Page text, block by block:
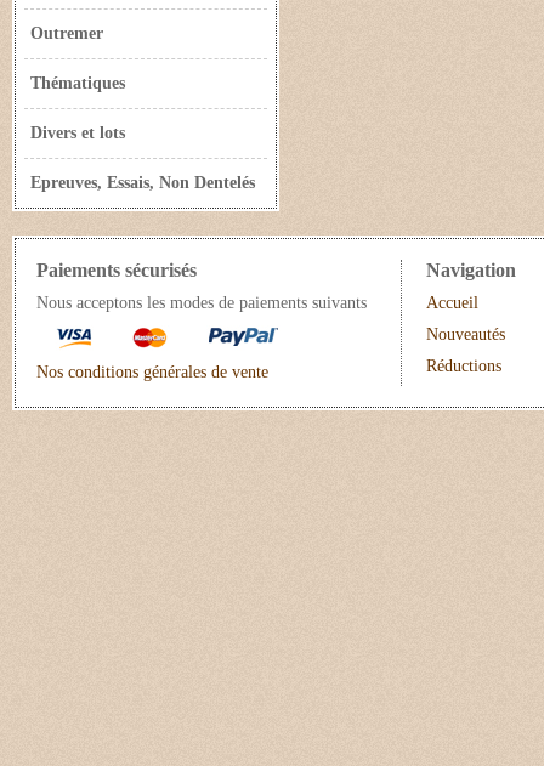
Outremer
Thématiques
Divers et lots
Epreuves, Essais, Non Dentelés
Paiements sécurisés
Nous acceptons les modes de paiements suivants
Nos conditions générales de vente
Navigation
Accueil
Nouveautés
Réductions